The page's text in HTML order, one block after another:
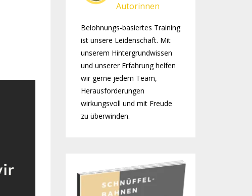
Autorinnen
Belohnungs-basiertes Training
ist unsere Leidenschaft. Mit
unserem Hintergrundwissen
und unserer Erfahrung helfen
wir gerne jedem Team,
Herausforderungen
wirkungsvoll und mit Freude
zu überwinden.